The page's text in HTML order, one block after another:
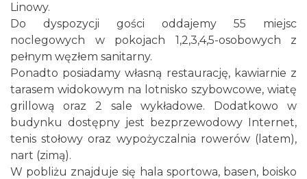
Linowy.
Do dyspozycji gości oddajemy 55 miejsc
noclegowych w pokojach 1,2,3,4,5-osobowych z
pełnym węzłem sanitarny.
Ponadto posiadamy własną restaurację, kawiarnie z
tarasem widokowym na lotnisko szybowcowe, wiatę
grillową oraz 2 sale wykładowe. Dodatkowo w
budynku dostępny jest bezprzewodowy Internet,
tenis stołowy oraz wypożyczalnia rowerów (latem),
nart (zimą).
W pobliżu znajduje się hala sportowa, basen, boisko